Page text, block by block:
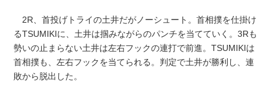
2R、首投げトライの土井だがノーシュート。首相撲を仕掛け
るTSUMIKIに、土井は掴みながらのパンチを当てていく。3Rも
勢いの止まらない土井は左右フックの連打で前進。TSUMIKIは
首相撲も、左右フックを当てられる。判定で土井が勝利し、連
敗から脱出した。